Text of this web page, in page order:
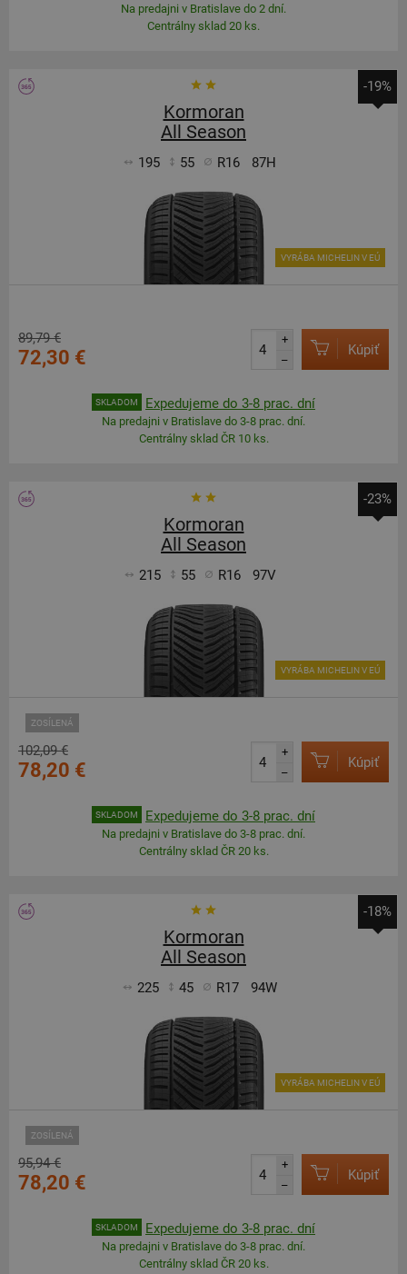
Na predajni v Bratislave do 2 dní.
Centrálny sklad 20 ks.
-19%
Kormoran
All Season
195 55 R16 87H
VYRÁBA MICHELIN V EÚ
89,79 €
72,30 €
+
–
Kúpiť
SKLADOM Expedujeme do 3-8 prac. dní
Na predajni v Bratislave do 3-8 prac. dní.
Centrálny sklad ČR 10 ks.
-23%
Kormoran
All Season
215 55 R16 97V
ZOSÍLENÁ
VYRÁBA MICHELIN V EÚ
102,09 €
78,20 €
+
–
Kúpiť
SKLADOM Expedujeme do 3-8 prac. dní
Na predajni v Bratislave do 3-8 prac. dní.
Centrálny sklad ČR 20 ks.
-18%
Kormoran
All Season
225 45 R17 94W
ZOSÍLENÁ
VYRÁBA MICHELIN V EÚ
95,94 €
78,20 €
+
–
Kúpiť
SKLADOM Expedujeme do 3-8 prac. dní
Na predajni v Bratislave do 3-8 prac. dní.
Centrálny sklad ČR 20 ks.